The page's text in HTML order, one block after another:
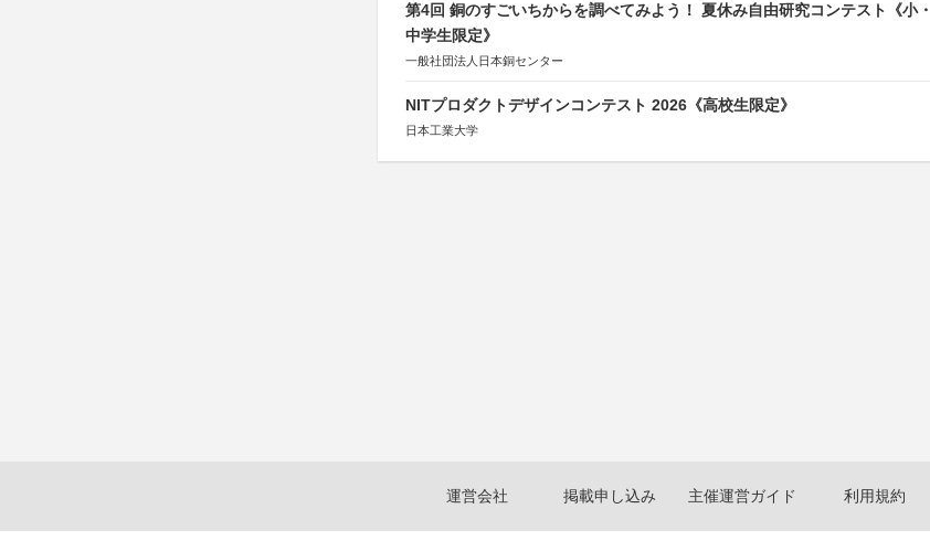
第4回 銅のすごいちからを調べてみよう！ 夏休み自由研究コンテスト《小・
中学生限定》
一般社団法人日本銅センター
NITプロダクトデザインコンテスト 2026《高校生限定》
日本工業大学
運営会社 掲載申し込み 主催運営ガイド 利用規約